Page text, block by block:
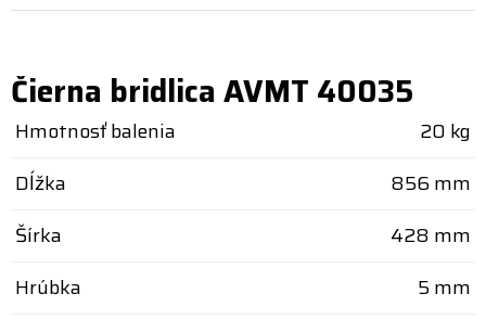
Čierna bridlica AVMT 40035
Hmotnosť balenia
20 kg
Dĺžka
856 mm
Šírka
428 mm
Hrúbka
5 mm